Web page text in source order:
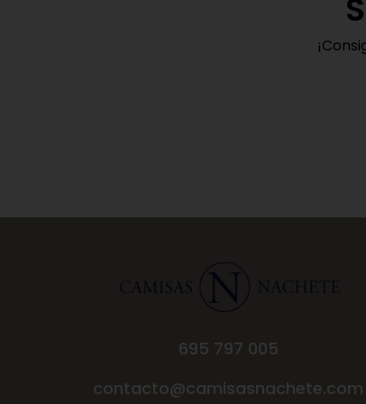
695 797 005
contacto@camisasnachete.com